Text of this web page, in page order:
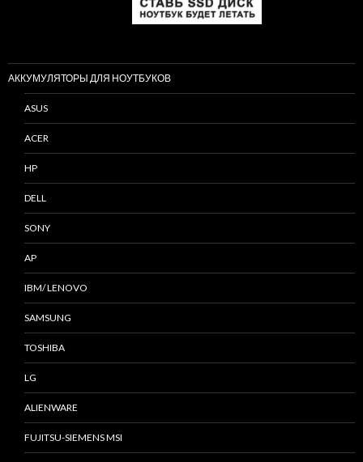
АККУМУЛЯТОРЫ ДЛЯ НОУТБУКОВ
ASUS
ACER
HP
DELL
SONY
AP
IBM/ LENOVO
SAMSUNG
TOSHIBA
LG
ALIENWARE
FUJITSU-SIEMENS MSI